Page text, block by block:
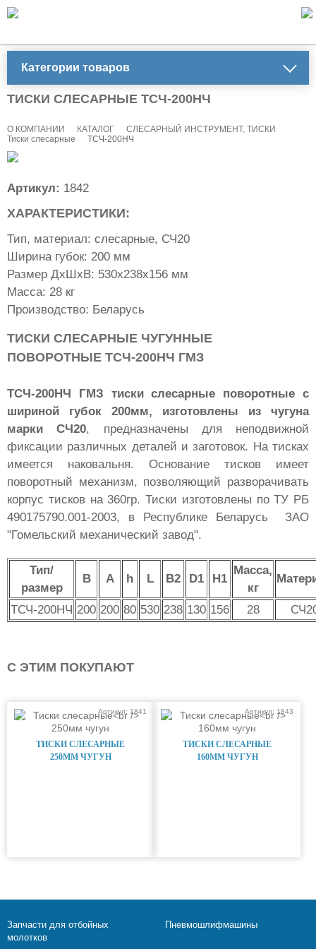
Категории товаров
ТИСКИ СЛЕСАРНЫЕ ТСЧ-200НЧ
О КОМПАНИИ КАТАЛОГ
СЛЕСАРНЫЙ ИНСТРУМЕНТ, ТИСКИ
Тиски слесарные
ТСЧ-200НЧ
Артикул: 1842
ХАРАКТЕРИСТИКИ:
Тип, материал: слесарные, СЧ20
Ширина губок: 200 мм
Размер ДхШхВ: 530х238х156 мм
Масса: 28 кг
Производство: Беларусь
ТИСКИ СЛЕСАРНЫЕ ЧУГУННЫЕ
ПОВОРОТНЫЕ ТСЧ-200НЧ ГМЗ
ТСЧ-200НЧ ГМЗ тиски слесарные поворотные с
шириной губок 200мм, изготовлены из чугуна
марки СЧ20, предназначены для неподвижной
фиксации различных деталей и заготовок. На тисках
имеется наковальня. Основание тисков имеет
поворотный механизм, позволяющий разворачивать
корпус тисков на 360гр. Тиски изготовлены по ТУ РБ
490175790.001-2003, в Республике Беларусь ЗАО
"Гомельский механический завод".
Тип/
размер
B A h L B2 D1 H1
Масса,
кг
ТСЧ-200НЧ 200 200 80 530 238 130 156 28
С ЭТИМ ПОКУПАЮТ
Артикул: 1841
ТИСКИ СЛЕСАРНЫЕ
250ММ ЧУГУН
Артикул: 1843
ТИСКИ СЛЕСАРНЫЕ
160ММ ЧУГУН
Запчасти для отбойных
молотков
Пневмошлифмашины